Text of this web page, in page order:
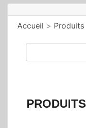
Accueil > Produits
PRODUITS